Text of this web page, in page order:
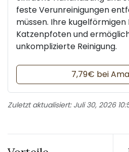
feste Verunreinigungen
müssen. Ihre
Katzenpfoten und
unkomplizierte Reinigung.
7,79€ bei
Zuletzt aktualisiert: Juli 30, 2026